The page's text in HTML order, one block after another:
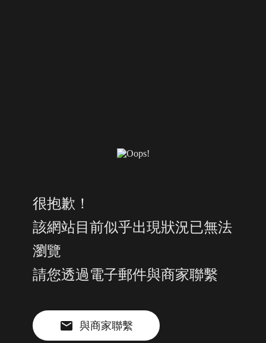
很抱歉！
該網站目前似乎出現狀況已無法
瀏覽
請您透過電子郵件與商家聯繫
與商家聯繫